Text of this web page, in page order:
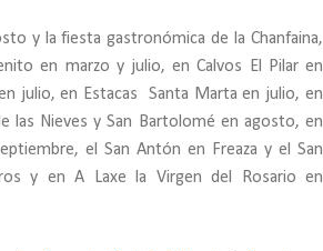
y la fiesta gastronómica de la Chanfaina,
en marzo y julio, en Calvos El Pilar en
julio, en Estacas Santa Marta en julio, en
las Nieves y San Bartolomé en agosto, en
el San Antón en Freaza y el San
y en A Laxe la Virgen del Rosario en